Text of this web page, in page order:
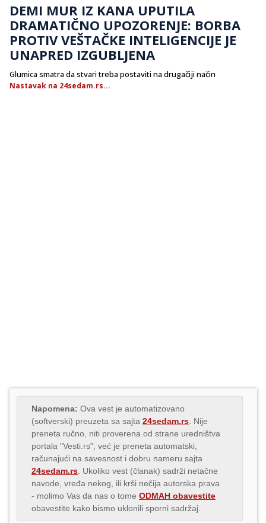
DEMI MUR IZ KANA UPUTILA
DRAMATIČNO UPOZORENJE: BORBA
PROTIV VEŠTAČKE INTELIGENCIJE JE
UNAPRED IZGUBLJENA
Glumica smatra da stvari treba postaviti na drugačiji način
Nastavak na 24sedam.rs...
Napomena: Ova vest je automatizovano
(softverski) preuzeta sa sajta 24sedam.rs . Nije
preneta ručno, niti proverena od strane uredništva
portala "Vesti.rs", već je preneta automatski,
računajući na savesnost i dobru nameru sajta
24sedam.rs . Ukoliko vest (članak) sadrži netačne
navode, vređa nekog, ili krši nečija autorska prava
- molimo Vas da nas o tome ODMAH obavestite
obavestite kako bismo uklonili sporni sadržaj.